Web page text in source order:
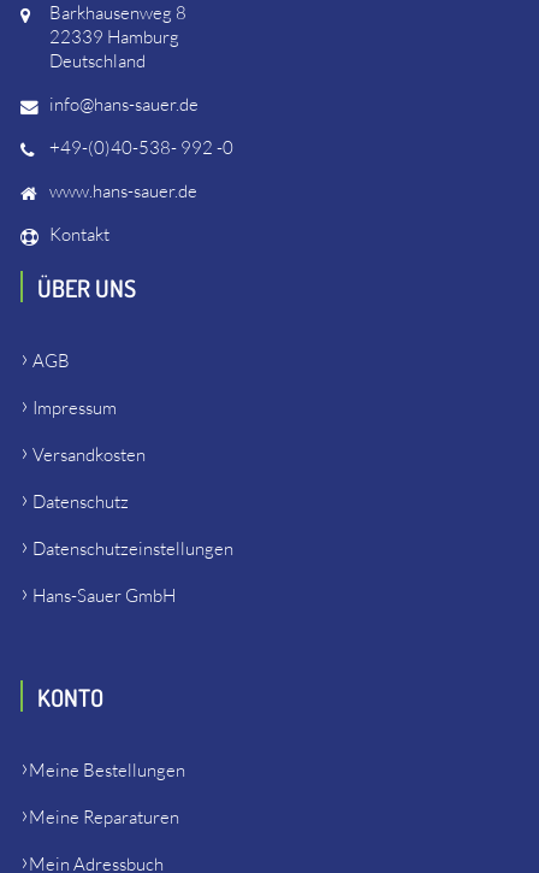
Barkhausenweg 8
22339 Hamburg
Deutschland
info@hans-sauer.de
+49-(0)40-538- 992 -0
www.hans-sauer.de
Kontakt
ÜBER UNS
AGB
Impressum
Versandkosten
Datenschutz
Datenschutzeinstellungen
Hans-Sauer GmbH
KONTO
Meine Bestellungen
Meine Reparaturen
Mein Adressbuch